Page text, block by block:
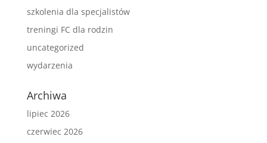
szkolenia dla specjalistów
treningi FC dla rodzin
uncategorized
wydarzenia
Archiwa
lipiec 2026
czerwiec 2026